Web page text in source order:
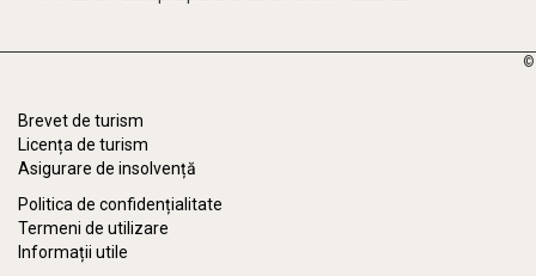
©
Brevet de turism
Licența de turism
Asigurare de insolvență
Politica de confidențialitate
Termeni de utilizare
Informații utile